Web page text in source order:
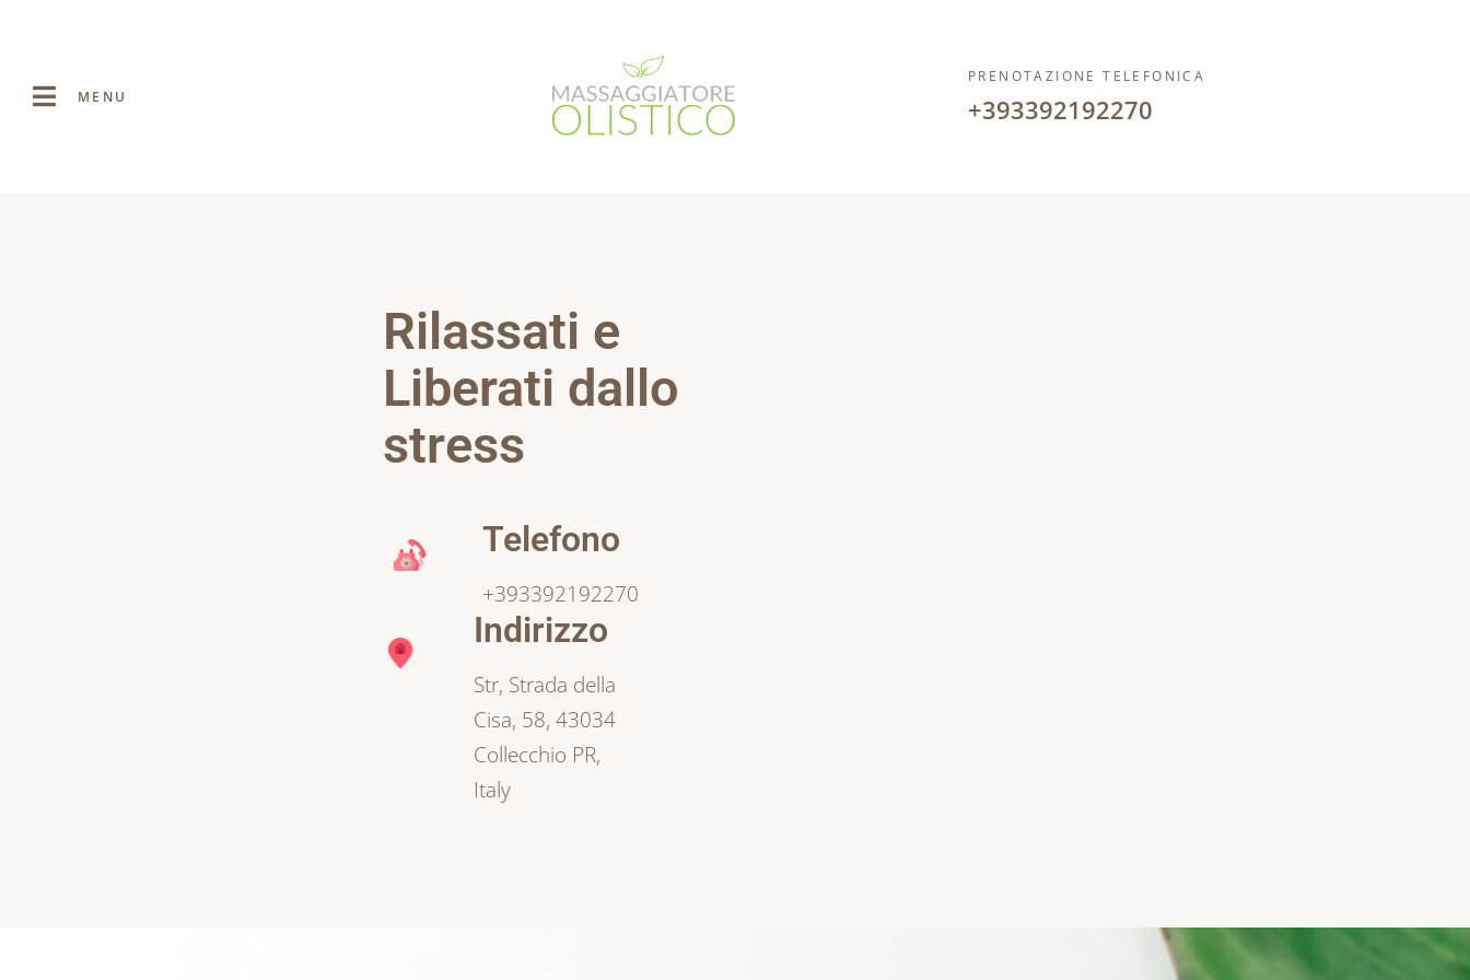
MENU
PRENOTAZIONE TELEFONICA
+393392192270
Rilassati e
Liberati dallo
stress
Telefono
+393392192270
Indirizzo
Str, Strada della
Cisa, 58, 43034
Collecchio PR,
Italy